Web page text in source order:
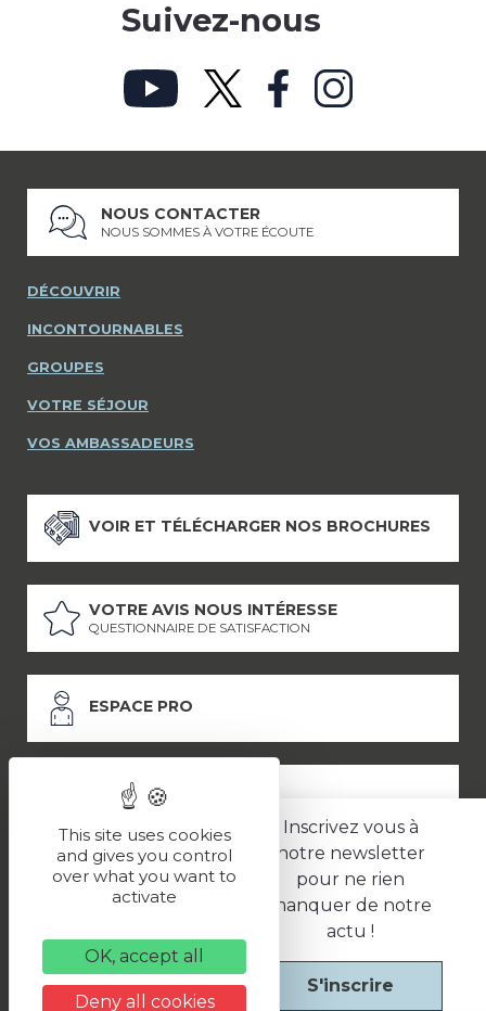
Inscrivez vous à
notre newsletter
pour ne rien
manquer de notre
actu !
S'inscrire
Suivez-nous
NOUS CONTACTER
NOUS SOMMES À VOTRE ÉCOUTE
DÉCOUVRIR
INCONTOURNABLES
GROUPES
VOTRE SÉJOUR
VOS AMBASSADEURS
VOIR ET TÉLÉCHARGER NOS BROCHURES
VOTRE AVIS NOUS INTÉRESSE
QUESTIONNAIRE DE SATISFACTION
ESPACE PRO
ESPACE PRESSE
LES PARTENAIRES
Politique de confidentialité
Une réalisation
This site uses cookies
and gives you control
over what you want to
activate
OK, accept all
Deny all cookies